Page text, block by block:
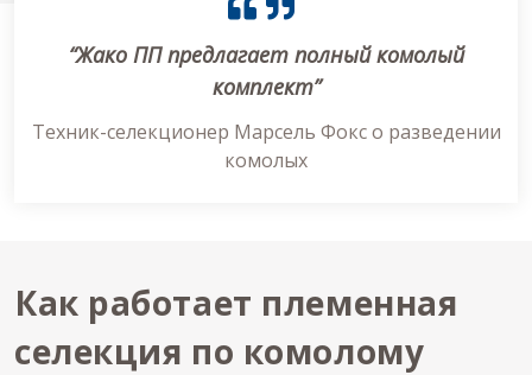
“Жако ПП предлагает полный комолый
комплект”
Техник-селекционер Марсель Фокс о разведении
комолых
Как работает племенная
селекция по комолому